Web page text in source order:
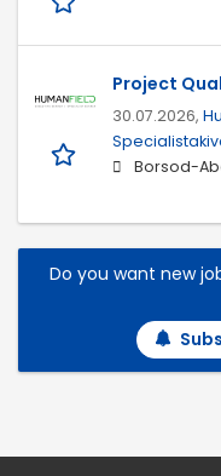
Project
30.07.2026,
Borsod-
Do you want new